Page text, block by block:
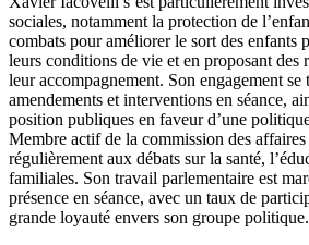
sociales, notamment la protection de
combats pour améliorer le sort des enfants
leurs conditions de vie et en proposant des
leur accompagnement. Son engagement
amendements et interventions en séance,
position publiques en faveur d’une
Membre actif de la commission des
régulièrement aux débats sur la santé,
familiales. Son travail parlementaire est
présence en séance, avec un taux de
grande loyauté envers son groupe politique.